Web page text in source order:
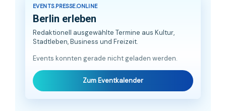
EVENTS.PRESSE.ONLINE
Berlin erleben
Redaktionell ausgewählte Termine aus Kultur,
Stadtleben, Business und Freizeit.
Events konnten gerade nicht geladen werden.
Zum Eventkalender